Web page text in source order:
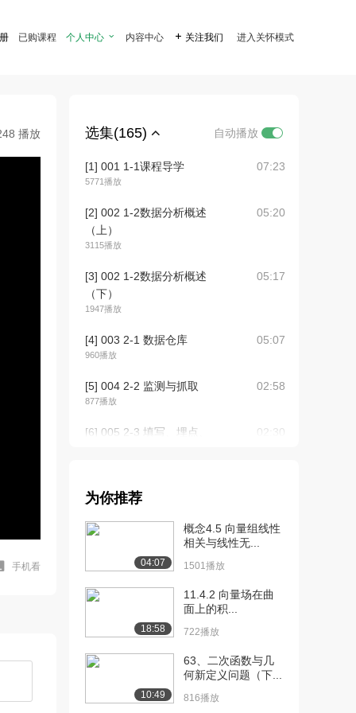
已购课程 个人中心  内容中心  关注我们 进入关怀模式
播放
手机看
选集(165) 自动播放
[1] 001 1-1课程导学
5771播放
07:23
[2] 002 1-2数据分析概述
（上）
3115播放
05:20
[3] 002 1-2数据分析概述
（下）
1947播放
05:17
[4] 003 2-1 数据仓库
960播放
05:07
[5] 004 2-2 监测与抓取
877播放
02:58
[6] 005 2-3 填写、埋点、
02:30
[7] 006 2-4 数据学习网站
[8] 007 3-1 数据案例介绍
[9] 008 3-2 集中趋势,离中
趋势
06:05
[10] 009 3-3 数据分布--偏
态与...
为你推荐
04:07
概念4.5 向量组线性
相关与线性无...
1501播放
18:58
11.4.2 向量场在曲
面上的积...
722播放
10:49
63、二次函数与几
何新定义问题（下...
816播放